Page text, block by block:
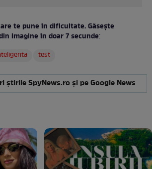
te pune în dificultate. Găsește
imagine în doar 7 secunde:
test
știrile SpyNews.ro și pe Google News